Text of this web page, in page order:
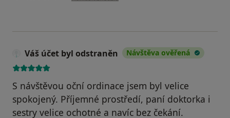
Váš účet byl odstraněn Návštěva ověřená
S návštěvou oční ordinace jsem byl velice
spokojený. Příjemné prostředí, paní doktorka i
sestry velice ochotné a navíc bez čekání.